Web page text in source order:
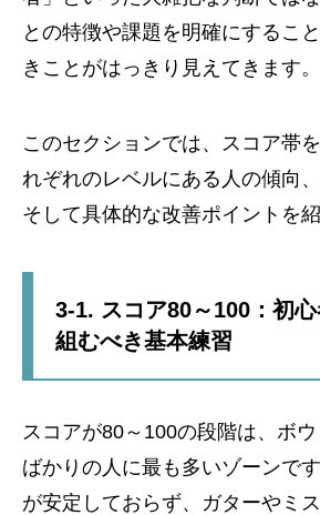
との特徴や課題を明確にするこ
きことがはっきり見えてきます。
このセクションでは、スコア帯
れぞれのレベルにある人の傾向
そして具体的な改善ポイントを紹
3-1. スコア80～100：初
組むべき基本練習
スコアが80～100の段階は、ボ
ばかりの人に最も多いゾーンで
が安定しておらず、ガターやミ